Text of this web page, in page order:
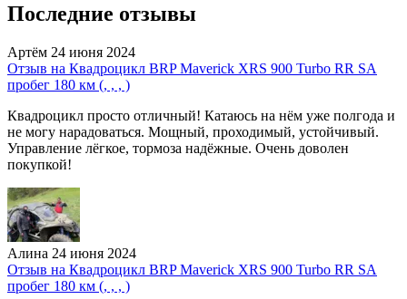
Последние отзывы
Артём 24 июня 2024
Отзыв на Квадроцикл BRP Maverick XRS 900 Turbo RR SA
пробег 180 км (, , , )
Квадроцикл просто отличный! Катаюсь на нём уже полгода и
не могу нарадоваться. Мощный, проходимый, устойчивый.
Управление лёгкое, тормоза надёжные. Очень доволен
покупкой!
Алина 24 июня 2024
Отзыв на Квадроцикл BRP Maverick XRS 900 Turbo RR SA
пробег 180 км (, , , )